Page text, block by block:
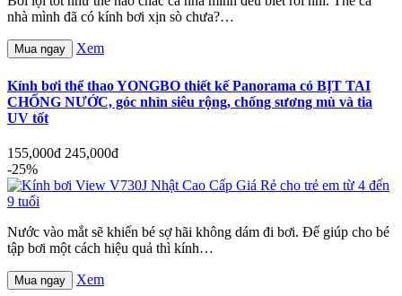
nhà mình đã có kính bơi xịn sò chưa?…
Mua ngay Xem
Kính bơi thể thao YONGBO thiết kế Panorama có BỊT TAI
CHỐNG NƯỚC, góc nhìn siêu rộng, chống sương mù và tia
UV tốt
155,000đ 245,000đ
-25%
Nước vào mắt sẽ khiến bé sợ hãi không dám đi bơi. Để giúp cho bé
tập bơi một cách hiệu quả thì kính…
Mua ngay Xem